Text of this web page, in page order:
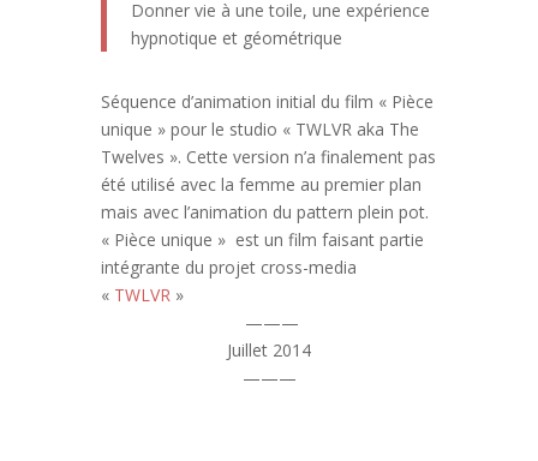
Donner vie à une toile, une expérience
hypnotique et géométrique
Séquence d’animation initial du film « Pièce
unique » pour le studio « TWLVR aka The
Twelves ». Cette version n’a finalement pas
été utilisé avec la femme au premier plan
mais avec l’animation du pattern plein pot.
« Pièce unique » est un film faisant partie
intégrante du projet cross-media
« TWLVR »
———
Juillet 2014
———